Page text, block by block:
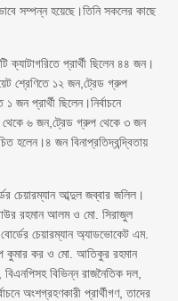
সম্পন্ন হয়েছে।তিনি সকলের কাছে
ক্যাটাগরিতে প্রার্থী ছিলেন ৪৪ জন।
শ্রেণিতে ১২ জন,ট্রেড গ্রুপ
প্রার্থী ছিলেন।নির্বাচনে
থেকে ৬ জন,ট্রেড গ্রুপ থেকে ৩ জন
হলেন।৪ জন বিনাপ্রতিদ্বন্দ্বিতায়
চেয়ারম্যান আব্দুল জব্বার জলিল।
রহমান আলম ও মো. সিরাজুল
চেয়ারম্যান অ্যাডভোকেট এম.
কুমার কর ও মো. আতিকুর রহমান
বিভিন্ন রাজনৈতিক দল,
অংশগ্রহণকারী প্রার্থীগণ, তাদের